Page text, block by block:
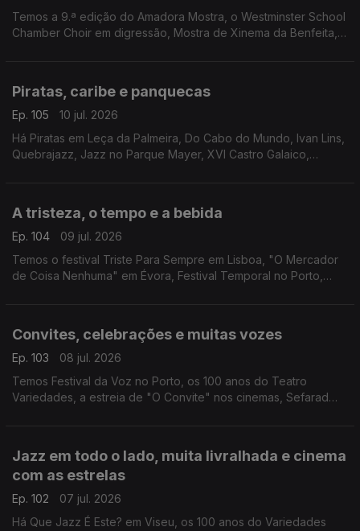
Temos a 9.ª edição do Amadora Mostra, o Westminster School
Chamber Choir em digressão, Mostra de Xinema da Benfeita,
Piratas, caribe e panquecas
Ep. 105
10 jul. 2026
Há Piratas em Leça da Palmeira, Do Cabo do Mundo, Ivan Lins,
Quebrajazz, Jazz no Parque Mayer, XVI Castro Galaico,
A tristeza, o tempo e a bebida
Ep. 104
09 jul. 2026
Temos o festival Triste Para Sempre em Lisboa, "O Mercador
de Coisa Nenhuma" em Évora, Festival Temporal no Porto,
Convites, celebrações e muitas vozes
Ep. 103
08 jul. 2026
Temos Festival da Voz no Porto, os 100 anos do Teatro
Variedades, a estreia de "O Convite" nos cinemas, Sefarad
Jazz em todo o lado, muita livralhada e cinema
com as estrelas
Ep. 102
07 jul. 2026
Há Que Jazz É Este? em Viseu, os 100 anos do Variedades